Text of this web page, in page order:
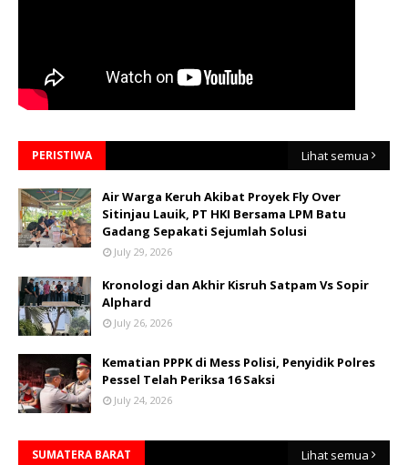
PERISTIWA Lihat semua
Air Warga Keruh Akibat Proyek Fly Over
Sitinjau Lauik, PT HKI Bersama LPM Batu
Gadang Sepakati Sejumlah Solusi
July 29, 2026
Kronologi dan Akhir Kisruh Satpam Vs Sopir
Alphard
July 26, 2026
Kematian PPPK di Mess Polisi, Penyidik Polres
Pessel Telah Periksa 16 Saksi
July 24, 2026
SUMATERA BARAT Lihat semua